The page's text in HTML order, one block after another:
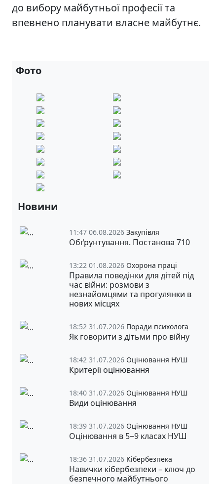
до вибору майбутньої професії та
впевнено планувати власне майбутнє.
Фото
Новини
11:47 06.08.2026 Закупівля
Обґрунтування. Постанова 710
13:22 01.08.2026 Охорона праці
Правила поведінки для дітей під
час війни: розмови з
незнайомцями та прогулянки в
нових місцях
18:52 31.07.2026 Поради психолога
Як говорити з дітьми про війну
18:42 31.07.2026 Оцінювання НУШ
Критерії оцінювання
18:40 31.07.2026 Оцінювання НУШ
Види оцінювання
18:39 31.07.2026 Оцінювання НУШ
Оцінювання в 5‒9 класах НУШ
18:36 31.07.2026 Кібербезпека
Навички кібербезпеки – ключ до
безпечного майбутнього